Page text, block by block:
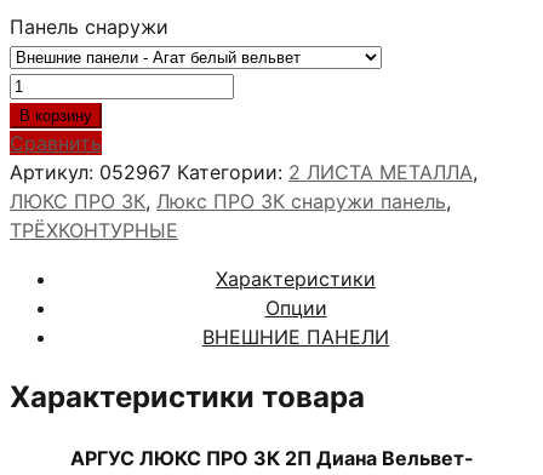
Панель снаружи
Количество
товара
АРГУС
ЛЮКС
ПРО
3К
Диана
Вельвет
В корзину
Сравнить
Артикул: 052967 Категории: 2 ЛИСТА МЕТАЛЛА,
ЛЮКС ПРО 3К, Люкс ПРО 3К снаружи панель,
ТРЁХКОНТУРНЫЕ
Характеристики
Опции
ВНЕШНИЕ ПАНЕЛИ
Характеристики товара
АРГУС ЛЮКС ПРО 3К 2П Диана Вельвет-